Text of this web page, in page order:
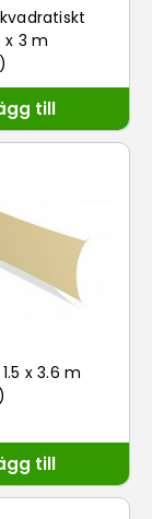
x 3 m
till
x 3.6 m
till